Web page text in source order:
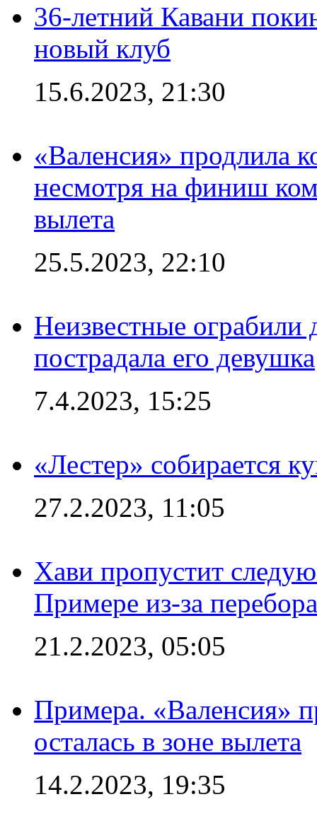
36-летний Кавани
новый клуб
15.6.2023, 21:30
«Валенсия» продлила
несмотря на финиш
вылета
25.5.2023, 22:10
Неизвестные
пострадала его девушка
7.4.2023, 15:25
«Лестер» собирается
27.2.2023, 11:05
Хави пропустит
Примере из-за
21.2.2023, 05:05
Примера. «Валенсия»
осталась в зоне вылета
14.2.2023, 19:35